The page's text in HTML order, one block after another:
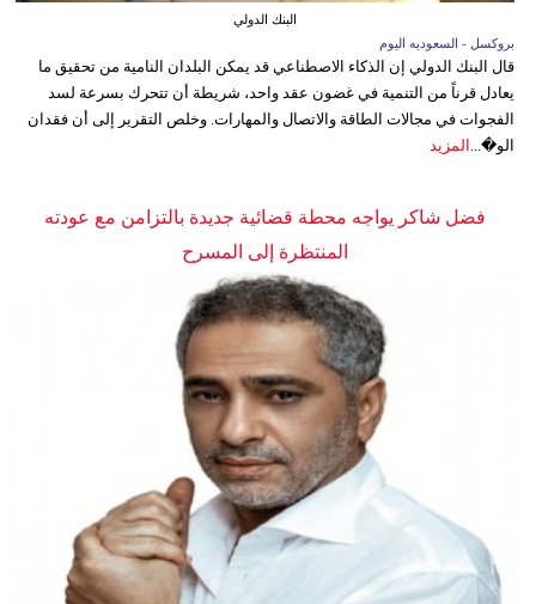
البنك الدولي
بروكسل - السعوديه اليوم
قال البنك الدولي إن الذكاء الاصطناعي قد يمكن البلدان النامية من تحقيق ما
يعادل قرناً من التنمية في غضون عقد واحد، شريطة أن تتحرك بسرعة لسد
الفجوات في مجالات الطاقة والاتصال والمهارات. وخلص التقرير إلى أن فقدان
الو�...
المزيد
فضل شاكر يواجه محطة قضائية جديدة بالتزامن مع عودته
المنتظرة إلى المسرح